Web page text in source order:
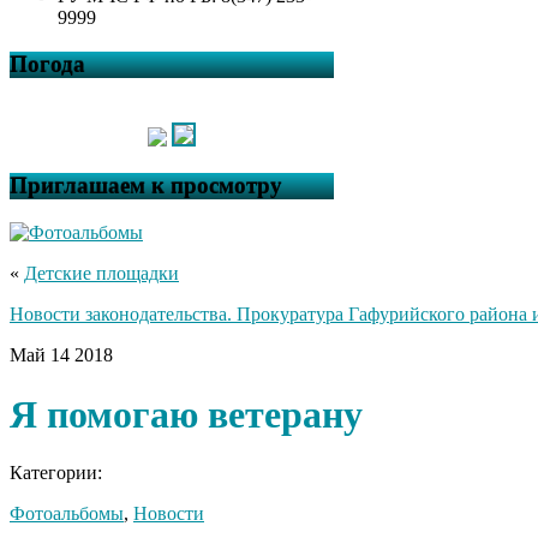
9999
Погода
Приглашаем к просмотру
« Детские площадки
Новости законодательства. Прокуратура Гафурийского
Май 14 2018
Я помогаю ветерану
Категории:
Фотоальбомы, Новости